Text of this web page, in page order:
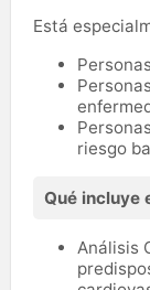
Está
riesgo
Qué incluye
Análisis